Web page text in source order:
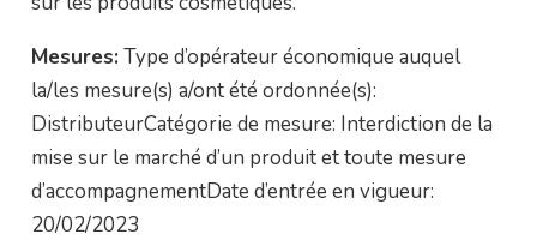
Mesures: Type d’opérateur économique auquel
la/les mesure(s) a/ont été ordonnée(s):
DistributeurCatégorie de mesure: Interdiction de la
mise sur le marché d’un produit et toute mesure
d’accompagnementDate d’entrée en vigueur:
20/02/2023